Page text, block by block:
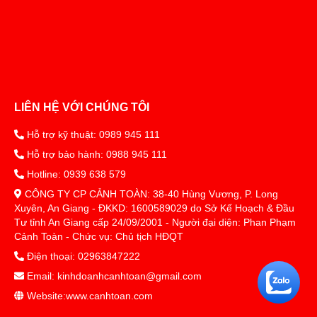
LIÊN HỆ VỚI CHÚNG TÔI
Hỗ trợ kỹ thuật: 0989 945 111
Hỗ trợ bảo hành: 0988 945 111
Hotline: 0939 638 579
CÔNG TY CP CẢNH TOÀN: 38-40 Hùng Vương, P. Long
Xuyên, An Giang - ĐKKD: 1600589029 do Sở Kế Hoạch & Đầu
Tư tỉnh An Giang cấp 24/09/2001 - Người đại diện: Phan Phạm
Cảnh Toàn - Chức vụ: Chủ tịch HĐQT
Điện thoại: 02963847222
Email: kinhdoanhcanhtoan@gmail.com
Website:www.canhtoan.com